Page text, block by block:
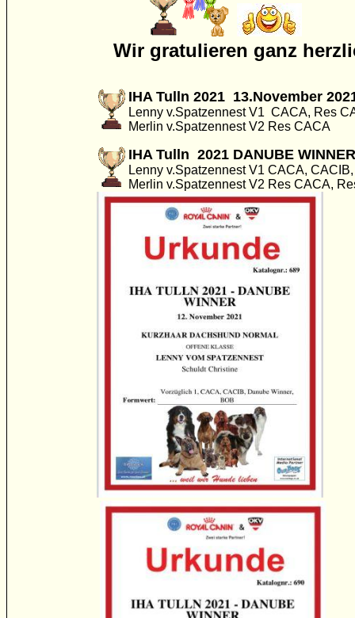
Wir gratulieren ganz
IHA Tulln 2021 13.November
Lenny v.Spatzennest V1 CACA, Res
Merlin v.Spatzennest V2 Res CACA
IHA Tulln 2021 DANUBE
Lenny v.Spatzennest V1 CACA,
Merlin v.Spatzennest V2 Res CACA,